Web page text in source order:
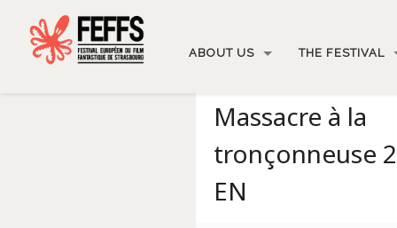
ABOUT US THE FESTIVAL
Massacre à la
tronçonneuse 2
EN